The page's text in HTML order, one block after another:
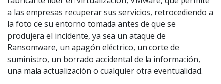
a las empresas recuperar sus servicios, retrocediendo a
la foto de su entorno tomada antes de que se
produjera el incidente, ya sea un ataque de
Ransomware, un apagón eléctrico, un corte de
suministro, un borrado accidental de la información,
una mala actualización o cualquier otra eventualidad.